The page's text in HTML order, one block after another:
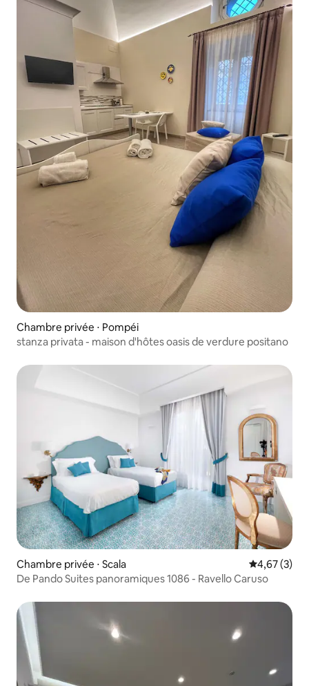
Chambre privée ⋅ Pompéi
stanza privata - maison d'hôtes oasis de verdure positano
Chambre privée ⋅ Scala Évaluation
4,67 (3)
De Pando Suites panoramiques 1086 - Ravello Caruso